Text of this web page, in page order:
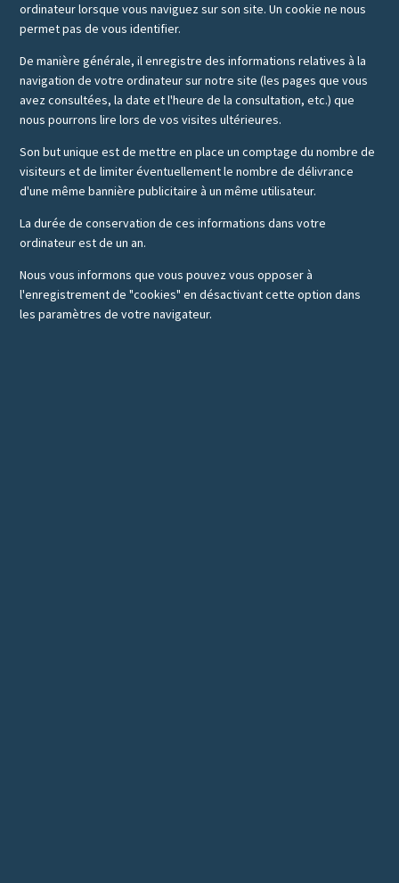
ordinateur lorsque vous naviguez sur son site. Un cookie ne nous
permet pas de vous identifier.
De manière générale, il enregistre des informations relatives à la
navigation de votre ordinateur sur notre site (les pages que vous
avez consultées, la date et l'heure de la consultation, etc.) que
nous pourrons lire lors de vos visites ultérieures.
Son but unique est de mettre en place un comptage du nombre de
visiteurs et de limiter éventuellement le nombre de délivrance
d'une même bannière publicitaire à un même utilisateur.
La durée de conservation de ces informations dans votre
ordinateur est de un an.
Nous vous informons que vous pouvez vous opposer à
l'enregistrement de "cookies" en désactivant cette option dans
les paramètres de votre navigateur.